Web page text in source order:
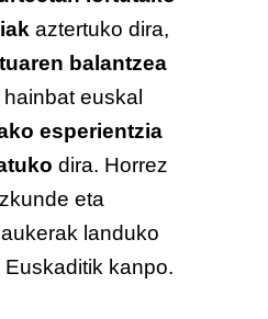
aztertuko dira,
balantzea
euskal
esperientzia
dira. Horrez
eta
landuko
kanpo.